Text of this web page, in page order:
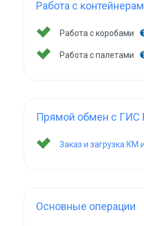
Работа с
Работа с коробами
Работа с палетами
Прямой обмен с ГИС
Заказ и загрузка КМ
Основные операции